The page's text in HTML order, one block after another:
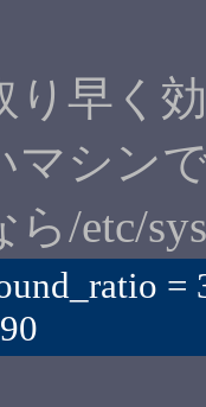
早く
マシン
/etc/
=